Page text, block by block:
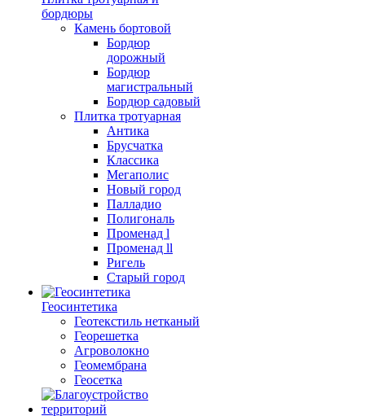
бордюры
Камень бортовой
Бордюр
дорожный
Бордюр
магистральный
Бордюр садовый
Плитка тротуарная
Антика
Брусчатка
Классика
Мегаполис
Новый город
Палладио
Полигональ
Променад l
Променад ll
Ригель
Старый город
Геосинтетика
Геотекстиль нетканый
Георешетка
Агроволокно
Геомембрана
Геосетка